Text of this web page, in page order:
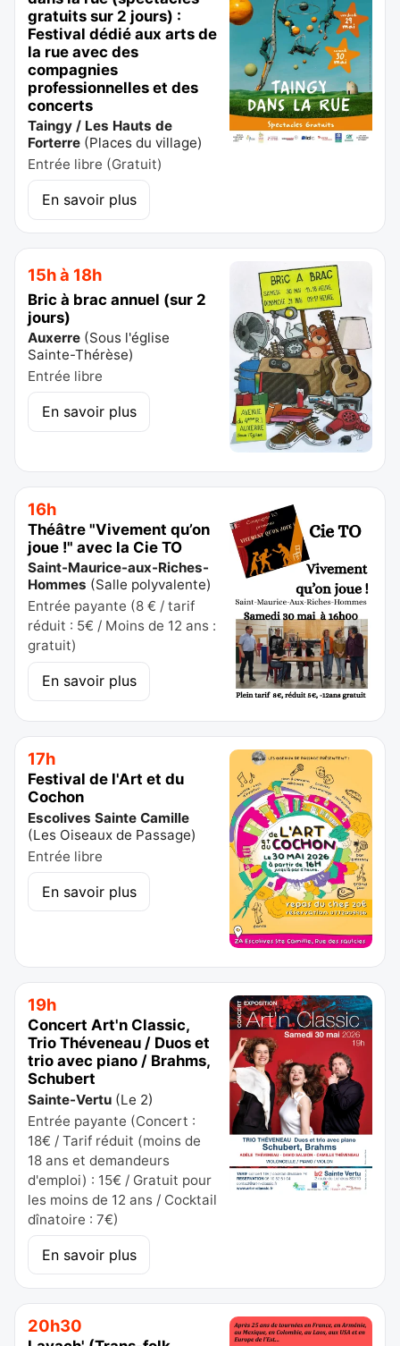
gratuits sur 2 jours) :
Festival dédié aux arts de
la rue avec des
compagnies
professionnelles et des
concerts
Taingy / Les Hauts de
Forterre (Places du village)
Entrée libre (Gratuit)
En savoir plus
15h à 18h
Bric à brac annuel (sur 2
jours)
Auxerre (Sous l'église
Sainte-Thérèse)
Entrée libre
En savoir plus
16h
Théâtre "Vivement qu’on
joue !" avec la Cie TO
Saint-Maurice-aux-Riches-
Hommes (Salle polyvalente)
Entrée payante (8 € / tarif
réduit : 5€ / Moins de 12 ans :
gratuit)
En savoir plus
17h
Festival de l'Art et du
Cochon
Escolives Sainte Camille
(Les Oiseaux de Passage)
Entrée libre
En savoir plus
19h
Concert Art'n Classic,
Trio Théveneau / Duos et
trio avec piano / Brahms,
Schubert
Sainte-Vertu (Le 2)
Entrée payante (Concert :
18€ / Tarif réduit (moins de
18 ans et demandeurs
d'emploi) : 15€ / Gratuit pour
les moins de 12 ans / Cocktail
dînatoire : 7€)
En savoir plus
20h30